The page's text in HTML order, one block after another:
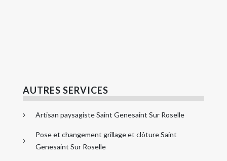
AUTRES SERVICES
Artisan paysagiste Saint Genesaint Sur Roselle
Pose et changement grillage et clôture Saint
Genesaint Sur Roselle